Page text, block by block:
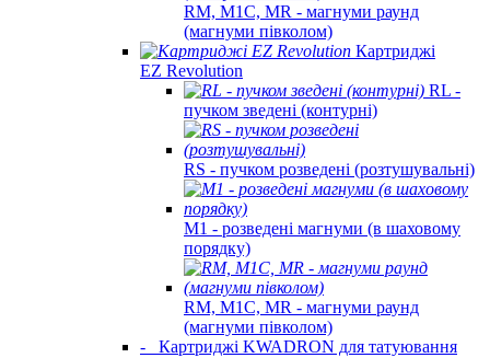
RM, M1C, MR - магнуми раунд
(магнуми півколом)
Картриджі
EZ Revolution
RL -
пучком зведені (контурні)
RS - пучком розведені (розтушувальні)
M1 - розведені магнуми (в шаховому
порядку)
RM, M1C, MR - магнуми раунд
(магнуми півколом)
-
Картриджі KWADRON для татуювання